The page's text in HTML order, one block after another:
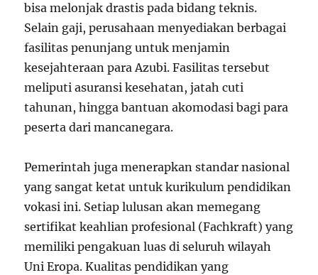
bisa melonjak drastis pada bidang teknis.
Selain gaji, perusahaan menyediakan berbagai
fasilitas penunjang untuk menjamin
kesejahteraan para Azubi. Fasilitas tersebut
meliputi asuransi kesehatan, jatah cuti
tahunan, hingga bantuan akomodasi bagi para
peserta dari mancanegara.
Pemerintah juga menerapkan standar nasional
yang sangat ketat untuk kurikulum pendidikan
vokasi ini. Setiap lulusan akan memegang
sertifikat keahlian profesional (Fachkraft) yang
memiliki pengakuan luas di seluruh wilayah
Uni Eropa. Kualitas pendidikan yang